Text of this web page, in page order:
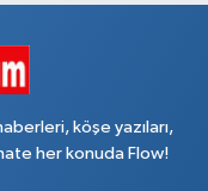
köşe yazıları,
her konuda Flow!